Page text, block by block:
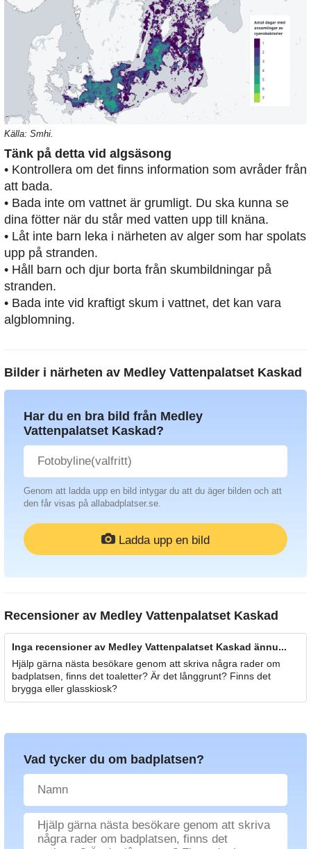
Källa: Smhi.
Tänk på detta vid algsäsong
• Kontrollera om det finns information som avråder från
att bada.
• Bada inte om vattnet är grumligt. Du ska kunna se
dina fötter när du står med vatten upp till knäna.
• Låt inte barn leka i närheten av alger som har spolats
upp på stranden.
• Håll barn och djur borta från skumbildningar på
stranden.
• Bada inte vid kraftigt skum i vattnet, det kan vara
algblomning.
Bilder i närheten av Medley Vattenpalatset Kaskad
Har du en bra bild från Medley
Vattenpalatset Kaskad?
Genom att ladda upp en bild intygar du att du äger bilden och att
den får visas på allabadplatser.se.
Ladda upp en bild
Recensioner av Medley Vattenpalatset Kaskad
Inga recensioner av Medley Vattenpalatset Kaskad ännu...
Hjälp gärna nästa besökare genom att skriva några rader om
badplatsen, finns det toaletter? Är det långgrunt? Finns det
brygga eller glasskiosk?
Vad tycker du om badplatsen?